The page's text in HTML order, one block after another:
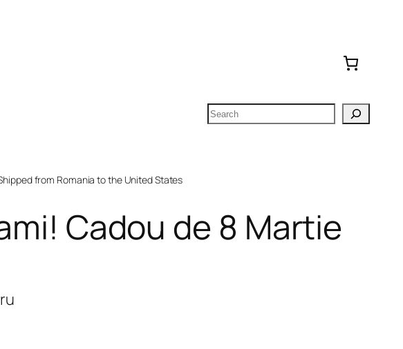
Search
from Romania to the United States
Cadou de 8 Martie